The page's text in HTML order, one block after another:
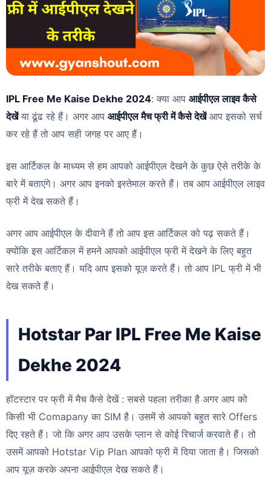
IPL Free Me Kaise Dekhe 2024: क्या आप आईपीएल लाइव कैसे
देखेंया ढूंढ रहे हैं। अगर आप आईपीएल मैच फ्री में कैसे देखेंआप इसको सर्च
कर रहे हैं तो आप सही जगह पर आए हैं।
इस आर्टिकल के माध्यम से हम आपको आईपीएल देखने के कुछ ऐसे तरीके के
बारे में बताएंगे। अगर आप इनको इस्तेमाल करते हैं। तब आप आईपीएल लाइव
फ्री में देख सकते हैं।
अगर आप आईपीएल के दीवाने हैं तो आप इस आर्टिकल को पढ़ सकते हैं।
क्योंकि इस आर्टिकल में हमने आपको आईपीएल फ्री में देखने के लिए बहुत
सारे तरीके बताए हैं। यदि आप इसको यूज़ करते हैं। तो आप IPL फ्री में भी
देख सकते हैं।
Hotstar Par IPL Free Me Kaise
Dekhe 2024
हॉटस्टार पर फ्री में मैच कैसे देखें : सबसे पहला तरीका है अगर आप को
किसी भी Comapany का SIM है। उसमें से आपको बहुत सारे Offers
दिए रहते हैं। जो कि अगर आप उसके प्लान से कोई रिचार्ज करवाते हैं। तो
उसमें आपको Hotstar Vip Plan आपको फ्री में दिया जाता है। जिसको
आप यूज़ करके अपना आईपीएल देख सकते हैं।